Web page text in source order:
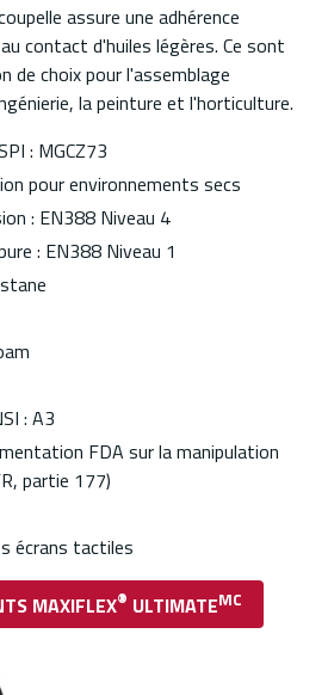
assure une adhérence
contact d'huiles légères. Ce sont
de choix pour l'assemblage
la peinture et l'horticulture.
: MGCZ73
pour environnements secs
: EN388 Niveau 4
: EN388 Niveau 1
: A3
FDA sur la manipulation
partie 177)
écrans tactiles
MAXIFLEX® ULTIMATEMC